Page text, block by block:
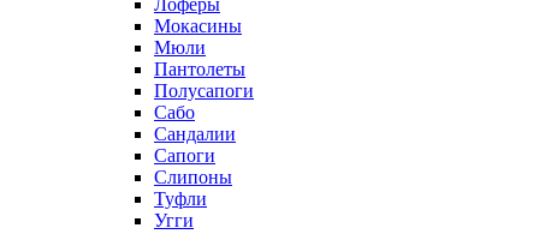
Лоферы
Мокасины
Мюли
Пантолеты
Полусапоги
Сабо
Сандалии
Сапоги
Слипоны
Туфли
Угги